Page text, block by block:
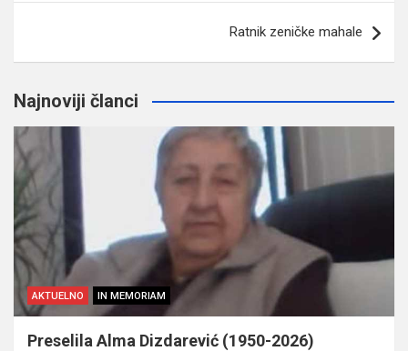
Ratnik zeničke mahale
Najnoviji članci
AKTUELNO IN MEMORIAM
Preselila Alma Dizdarević (1950-2026)